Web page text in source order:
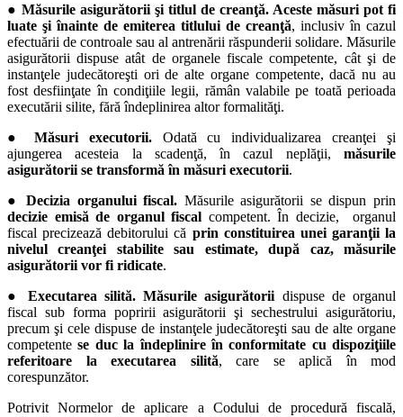
● Măsurile asigurătorii şi titlul de creanţă. Aceste măsuri pot fi
luate şi înainte de emiterea titlului de creanţă, inclusiv în cazul
efectuării de controale sau al antrenării răspunderii solidare. Măsurile
asigurătorii dispuse atât de organele fiscale competente, cât şi de
instanţele judecătoreşti ori de alte organe competente, dacă nu au
fost desfiinţate în condiţiile legii, rămân valabile pe toată perioada
executării silite, fără îndeplinirea altor formalităţi.
● Măsuri executorii. Odată cu individualizarea creanţei şi
ajungerea acesteia la scadenţă, în cazul neplăţii, măsurile
asigurătorii se transformă în măsuri executorii.
● Decizia organului fiscal. Măsurile asigurătorii se dispun prin
decizie emisă de organul fiscal competent. În decizie, organul
fiscal precizează debitorului că prin constituirea unei garanţii la
nivelul creanţei stabilite sau estimate, după caz, măsurile
asigurătorii vor fi ridicate.
● Executarea silită. Măsurile asigurătorii dispuse de organul
fiscal sub forma popririi asigurătorii şi sechestrului asigurătoriu,
precum şi cele dispuse de instanţele judecătoreşti sau de alte organe
competentese duc la îndeplinire în conformitate cu dispoziţiile
referitoare la executarea silită, care se aplică în mod
corespunzător.
Potrivit Normelor de aplicare a Codului de procedură fiscală,